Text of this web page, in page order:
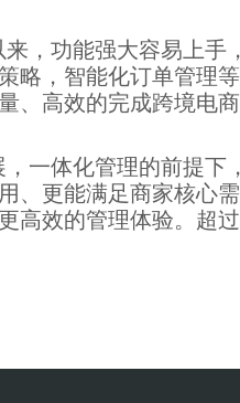
，功能强大容易上手
略，智能化订单管理
、高效的完成跨境电
一体化管理的前提
、更能满足商家核心
高效的管理体验。超